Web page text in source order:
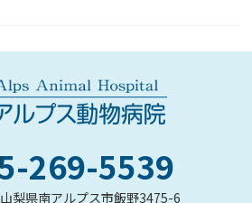
269-5539
山梨県南アルプス市飯野3475-6